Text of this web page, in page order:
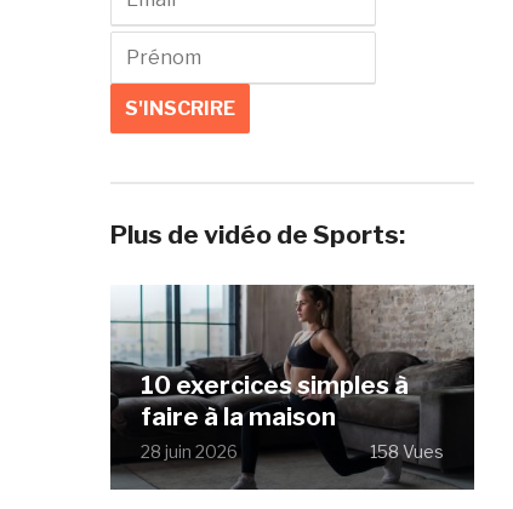
Plus de vidéo de Sports:
10 exercices simples à
faire à la maison
28 juin 2026 158 Vues